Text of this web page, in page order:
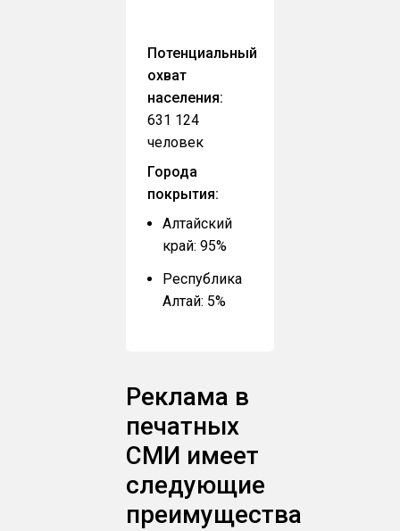
Потенциальный
охват
населения:
631 124
человек
Города
покрытия:
Алтайский
край: 95%
Республика
Алтай: 5%
Реклама в
печатных
СМИ имеет
следующие
преимущества